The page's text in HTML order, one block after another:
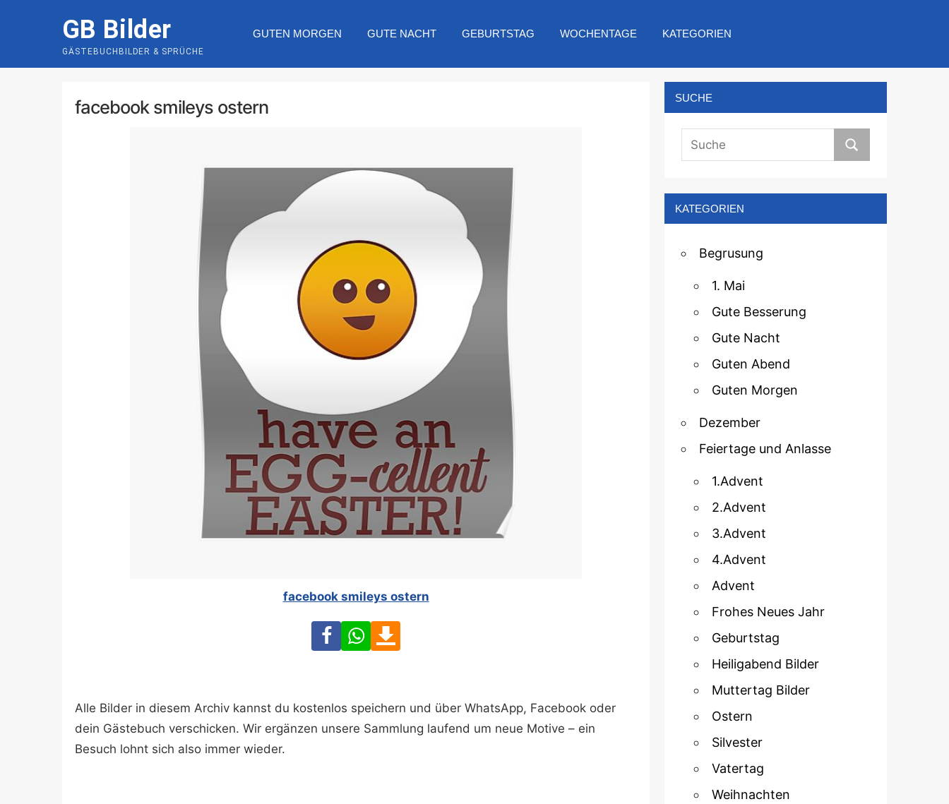
GB Bilder
GÄSTEBUCHBILDER & SPRÜCHE
GUTEN MORGEN GUTE NACHT GEBURTSTAG WOCHENTAGE KATEGORIEN
facebook smileys ostern
facebook smileys ostern
FacebookWhatsApp
Alle Bilder in diesem Archiv kannst du kostenlos speichern und über WhatsApp, Facebook oder
dein Gästebuch verschicken. Wir ergänzen unsere Sammlung laufend um neue Motive – ein
Besuch lohnt sich also immer wieder.
SUCHE
KATEGORIEN
Begrusung
1. Mai
Gute Besserung
Gute Nacht
Guten Abend
Guten Morgen
Dezember
Feiertage und Anlasse
1.Advent
2.Advent
3.Advent
4.Advent
Advent
Frohes Neues Jahr
Geburtstag
Heiligabend Bilder
Muttertag Bilder
Ostern
Silvester
Vatertag
Weihnachten